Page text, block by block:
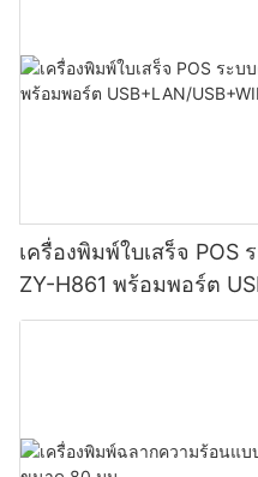
เครื่องพิมพ์ใบเสร็จ POS
ZY-H861 พร้อมพอร์ต
(เลือกได้) สีดำ